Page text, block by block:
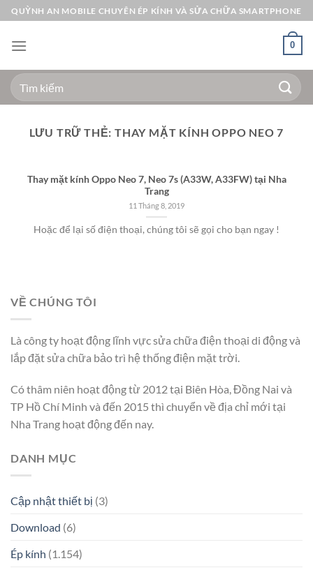
Bỏ
qua
nội
QUỲNH AN MOBILE CHUYÊN ÉP KÍNH VÀ SỬA CHỮA SMARTPHONE
0
Tìm
kiếm:
LƯU TRỮ THẺ:THAY MẶT KÍNH OPPO NEO 7
Thay mặt kính Oppo Neo 7, Neo 7s (A33W, A33FW) tại Nha
Trang
11 Tháng 8, 2019
Hoặc để lại số điện thoại, chúng tôi sẽ gọi cho bạn ngay !
VỀ CHÚNG TÔI
Là công ty hoạt động lĩnh vực sửa chữa điện thoại di động và
lắp đặt sửa chữa bảo trì hệ thống điện mặt trời.
Có thâm niên hoạt động từ 2012 tại Biên Hòa, Đồng Nai và
TP Hồ Chí Minh và đến 2015 thì chuyển về địa chỉ mới tại
Nha Trang hoạt động đến nay.
DANH MỤC
Cập nhật thiết bị (3)
Download (6)
Ép kính (1.154)